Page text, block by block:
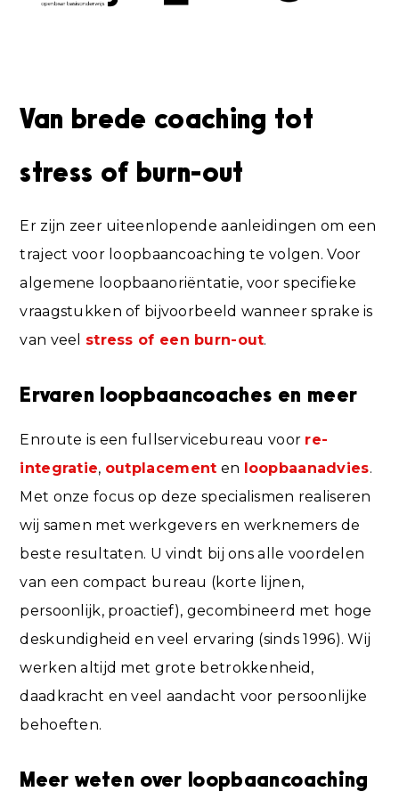
Van brede coaching tot
stress of burn-out
Er zijn zeer uiteenlopende aanleidingen om een
traject voor loopbaancoaching te volgen. Voor
algemene loopbaanoriëntatie, voor specifieke
vraagstukken of bijvoorbeeld wanneer sprake is
van veel stress of een burn-out.
Ervaren loopbaancoaches en meer
Enroute is een fullservicebureau voor re-
integratie, outplacement en loopbaanadvies.
Met onze focus op deze specialismen realiseren
wij samen met werkgevers en werknemers de
beste resultaten. U vindt bij ons alle voordelen
van een compact bureau (korte lijnen,
persoonlijk, proactief), gecombineerd met hoge
deskundigheid en veel ervaring (sinds 1996). Wij
werken altijd met grote betrokkenheid,
daadkracht en veel aandacht voor persoonlijke
behoeften.
Meer weten over loopbaancoaching